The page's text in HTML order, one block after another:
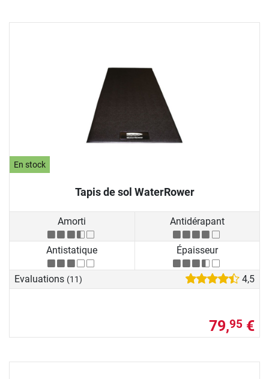
En stock
Tapis de sol WaterRower
Amorti Antidérapant
Antistatique Épaisseur
Evaluations (11) 4,5
79,95 €